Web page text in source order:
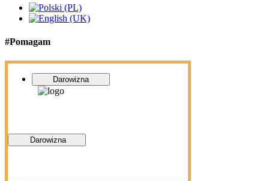
#Pomagam
Darowizna
Darowizna